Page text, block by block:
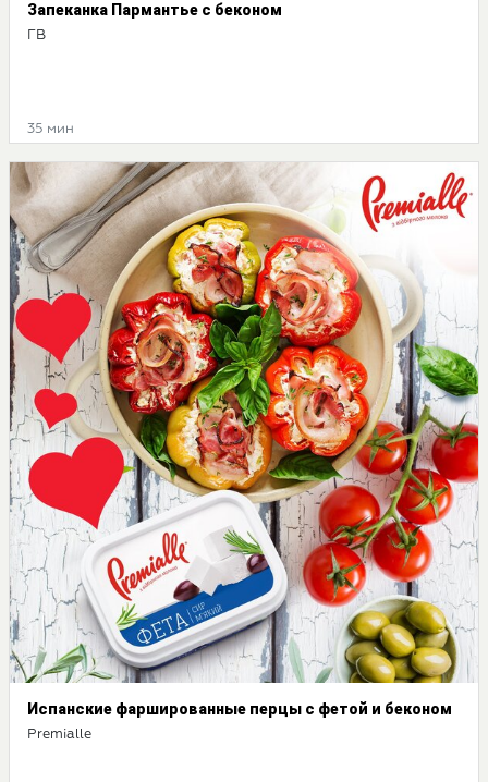
Запеканка Пармантье с беконом
ГВ
35 мин
Испанские фаршированные перцы с фетой и беконом
Premialle